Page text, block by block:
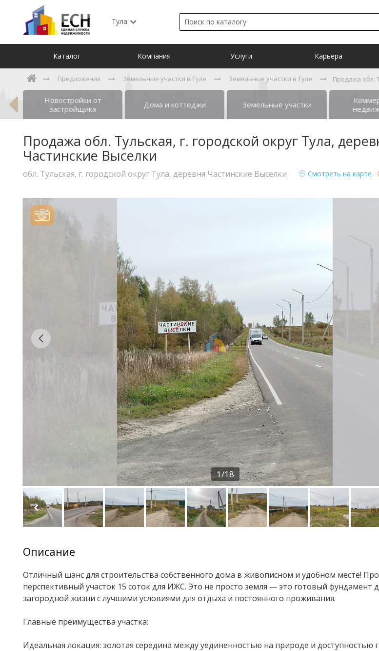
Тула
Каталог Компания Услуги Карьера
Предложения Земельные участки в Туле Земельные участки в Туле Продажа обл.
Новостройки от
застройщика
Дома и коттеджи Земельные участки
Продажа обл. Тульская, г. городской округ Тула,
Частинские Выселки
обл. Тульская, г. городской округ Тула, деревня Частинские Выселки Смотреть на карте
1/18
Описание
Отличный шанс для строительства собственного дома в живописном и удобном месте!
перспективный участок 15 соток для ИЖС. Это не просто земля — это готовый фундамент
загородной жизни с лучшими условиями для отдыха и постоянного проживания.
Главные преимущества участка:
Идеальная локация: золотая середина между уединенностью на природе и доступностью